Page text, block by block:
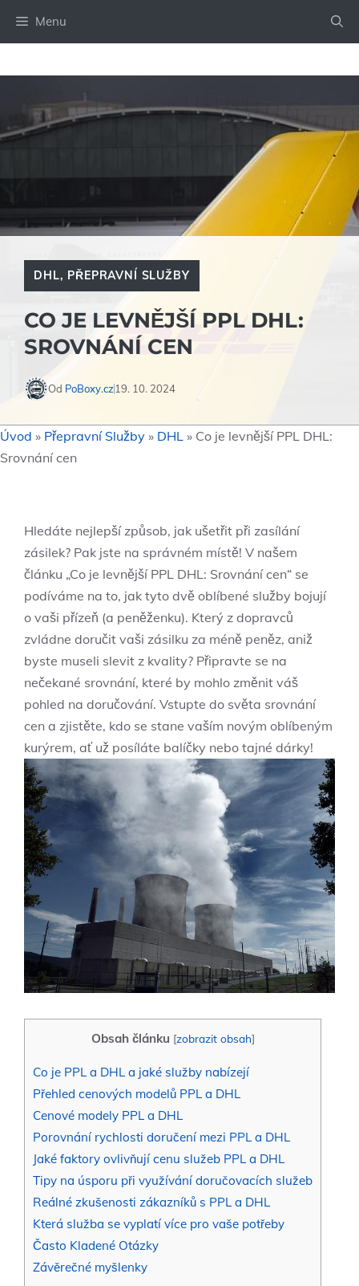
Menu
DHL, PŘEPRAVNÍ SLUŽBY
CO JE LEVNĚJŠÍ PPL DHL:
SROVNÁNÍ CEN
Od PoBoxy.cz 19. 10. 2024
Úvod » Přepravní Služby » DHL » Co je levnější PPL DHL:
Srovnání cen
Hledáte nejlepší způsob, jak ušetřit při zasílání
zásilek? Pak jste na správném místě! V našem
článku „Co je levnější PPL DHL: Srovnání cen“ se
podíváme na to, jak tyto dvě oblíbené služby bojují
o vaši přízeň (a peněženku). Který z dopravců
zvládne doručit vaši zásilku za méně peněz, aniž
byste museli slevit z kvality? Připravte se na
nečekané srovnání, které by mohlo změnit váš
pohled na doručování. Vstupte do světa srovnání
cen a zjistěte, kdo se stane vaším novým oblíbeným
kurýrem, ať už posíláte balíčky nebo tajné dárky!
Obsah článku [zobrazit obsah]
Co je PPL a DHL a jaké služby nabízejí
Přehled cenových modelů PPL a DHL
Cenové modely PPL a DHL
Porovnání rychlosti doručení mezi PPL a DHL
Jaké faktory ovlivňují cenu služeb PPL a DHL
Tipy na úsporu při využívání doručovacích služeb
Reálné zkušenosti zákazníků s PPL a DHL
Která služba se vyplatí více pro vaše potřeby
Často Kladené Otázky
Závěrečné myšlenky